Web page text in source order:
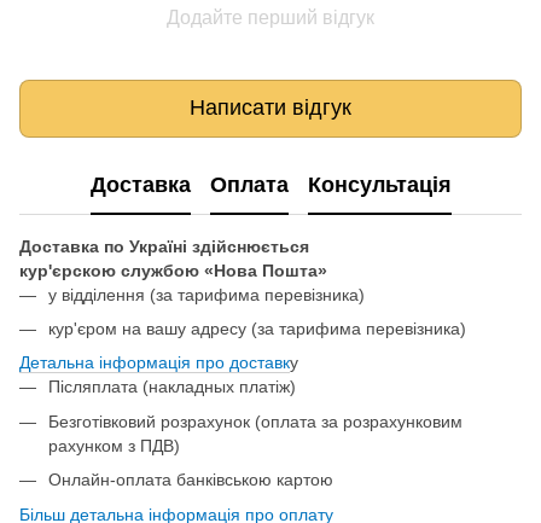
Додайте перший відгук
Написати відгук
Доставка Оплата Консультація
Доставка по Україні здійснюється
кур'єрскою службою «Нова Пошта»
у відділення (за тарифима перевізника)
кур'єром на вашу адресу (за тарифима перевізника)
Детальна інформація про доставку
Післяплата (накладных платіж)
Безготівковий розрахунок (оплата за розрахунковим
рахунком з ПДВ)
Онлайн-оплата банківською картою
Більш детальна інформація про оплату